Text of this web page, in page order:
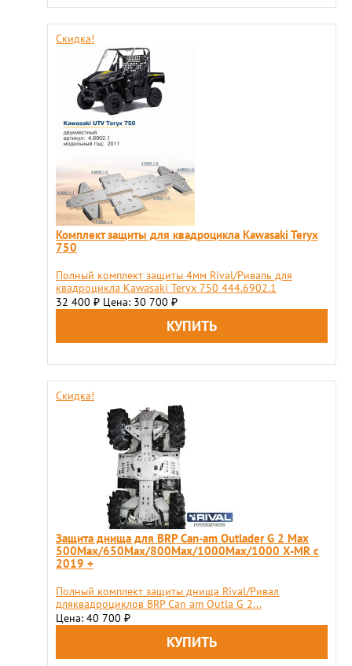
Скидка!
Комплект защиты для квадроцикла Kawasaki Teryx
750
Полный комплект защиты 4мм Rival/Риваль для
квадроцикла Kawasaki Teryx 750 444.6902.1
32 400 ₽ Цена: 30 700 ₽
Скидка!
Защита днища для BRP Can-am Outlader G 2 Max
500Max/650Max/800Max/1000Max/1000 X-MR с
2019 +
Полный комплект защиты днища Rival/Ривал
дляквадроциклов BRP Can am Outla G 2...
Цена: 40 700 ₽